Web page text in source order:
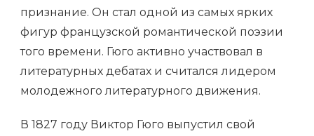
признание. Он стал одной из самых ярких
фигур французской романтической поэзии
того времени. Гюго активно участвовал в
литературных дебатах и считался лидером
молодежного литературного движения.
В 1827 году Виктор Гюго выпустил свой